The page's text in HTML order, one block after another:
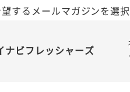
するメールマガジンを選
ナビフレッシャーズ